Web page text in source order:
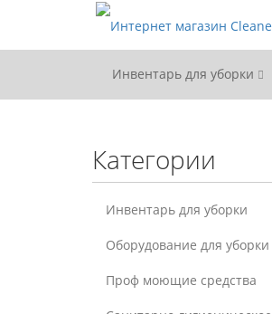
Инвентарь для уборки
Категории
Инвентарь для уборки
Оборудование для уборки
Проф моющие средства